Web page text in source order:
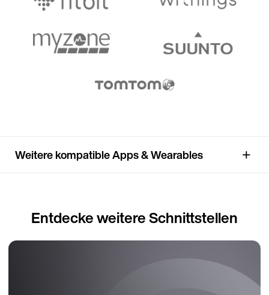
Weitere kompatible Apps & Wearables
Entdecke weitere Schnittstellen